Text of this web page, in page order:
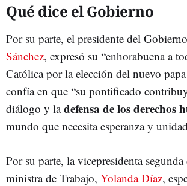
Qué dice el Gobierno
Por su parte, el presidente del
Sánchez, expresó su “enhorabuena a
Católica por la elección del nuevo
confía en que “su pontificado
diálogo y ladefensa de los derechos
mundo que necesita esperanza y
Por su parte, la vicepresidenta
ministra de Trabajo, Yolanda Díaz,